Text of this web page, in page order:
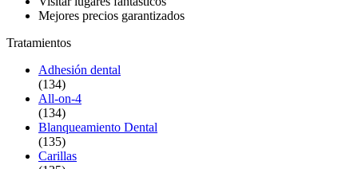
Mejores precios garantizados
Tratamientos
Adhesión dental
(134)
All-on-4
(134)
Blanqueamiento Dental
(135)
Carillas